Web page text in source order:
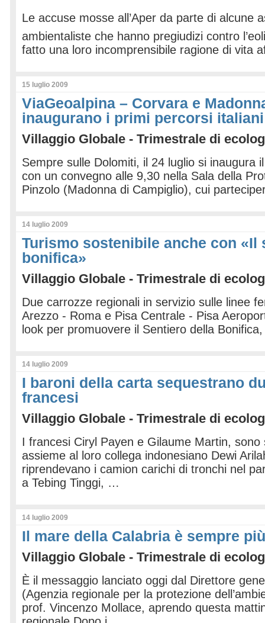
Le accuse mosse all’Aper da parte di alcune
ambientaliste che hanno pregiudizi contro
fatto una loro incomprensibile ragione di vita
15 luglio 2009
ViaGeoalpina – Corvara e
inaugurano i primi percorsi italiani
Villaggio Globale - Trimestrale di
Sempre sulle Dolomiti, il 24 luglio si inaugura
con un convegno alle 9,30 nella Sala della
Pinzolo (Madonna di Campiglio), cui
14 luglio 2009
Turismo sostenibile anche con «Il
bonifica»
Villaggio Globale - Trimestrale di
Due carrozze regionali in servizio sulle linee
Arezzo - Roma e Pisa Centrale - Pisa
look per promuovere il Sentiero della
14 luglio 2009
I baroni della carta sequestrano
francesi
Villaggio Globale - Trimestrale di
I francesi Ciryl Payen e Gilaume Martin,
assieme al loro collega indonesiano Dewi
riprendevano i camion carichi di tronchi nel
a Tebing Tinggi, …
14 luglio 2009
Il mare della Calabria è sempre
Villaggio Globale - Trimestrale di
È il messaggio lanciato oggi dal Direttore
(Agenzia regionale per la protezione
prof. Vincenzo Mollace, aprendo questa